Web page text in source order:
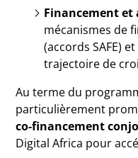
Financement et
mécanismes de
(accords SAFE)
trajectoire de
Au terme du
particulièrement
co-financement
Digital Africa pour